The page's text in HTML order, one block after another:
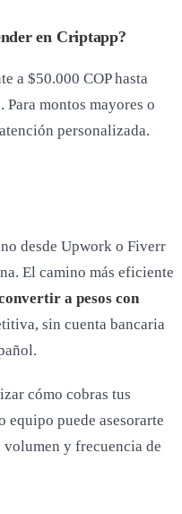
en Criptapp?
a $50.000 COP hasta
montos mayores o
personalizada.
desde Upwork o Fiverr
El camino más eficiente
a pesos con
sin cuenta bancaria
cómo cobras tus
equipo puede asesorarte
volumen y frecuencia de